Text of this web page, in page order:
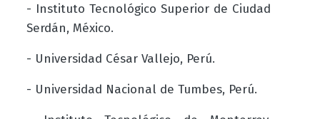
- Instituto Tecnológico Superior de Ciudad
Serdán, México.
- Universidad César Vallejo, Perú.
- Universidad Nacional de Tumbes, Perú.